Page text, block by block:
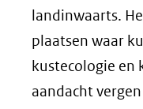
landinwaarts.
plaatsen waar
kustecologie en
aandacht